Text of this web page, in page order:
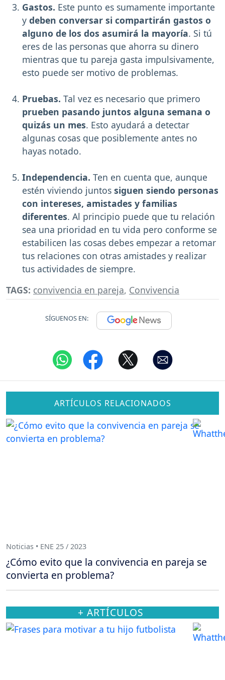
Gastos. Este punto es sumamente importante
y deben conversar si compartirán gastos o
alguno de los dos asumirá la mayoría. Si tú
eres de las personas que ahorra su dinero
mientras que tu pareja gasta impulsivamente,
esto puede ser motivo de problemas.
Pruebas. Tal vez es necesario que primero
prueben pasando juntos alguna semana o
quizás un mes. Esto ayudará a detectar
algunas cosas que posiblemente antes no
hayas notado.
Independencia. Ten en cuenta que, aunque
estén viviendo juntos siguen siendo personas
con intereses, amistades y familias
diferentes. Al principio puede que tu relación
sea una prioridad en tu vida pero conforme se
estabilicen las cosas debes empezar a retomar
tus relaciones con otras amistades y realizar
tus actividades de siempre.
TAGS: convivencia en pareja, Convivencia
SÍGUENOS EN:
ARTÍCULOS RELACIONADOS
Noticias • ENE 25 / 2023
¿Cómo evito que la convivencia en pareja se
convierta en problema?
+ ARTÍCULOS